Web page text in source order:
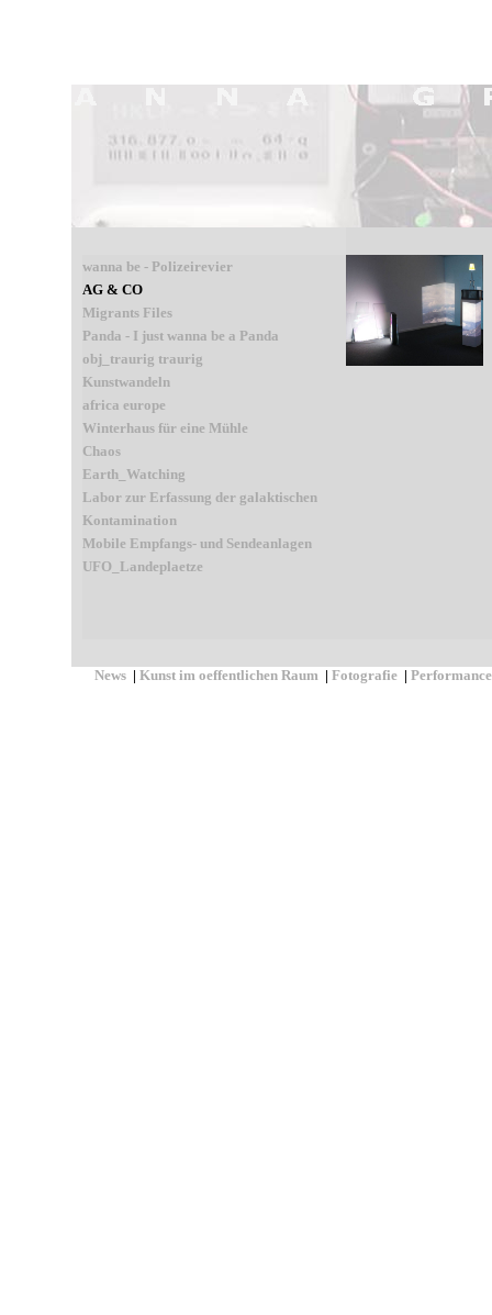
wanna be - Polizeirevier
AG & CO
Migrants Files
Panda - I just wanna be a Panda
obj_traurig traurig
Kunstwandeln
africa europe
Winterhaus für eine Mühle
Chaos
Earth_Watching
Labor zur Erfassung der galaktischen
Kontamination
Mobile Empfangs- und Sendeanlagen
UFO_Landeplaetze
News | Kunst im oeffentlichen Raum | Fotografie | Performance